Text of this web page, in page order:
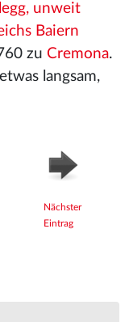
unweit
Baiern
zu Cremona.
langsam,
Nächster
Eintrag